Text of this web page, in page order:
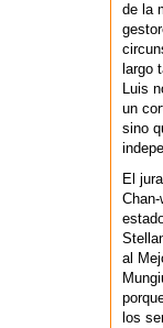
de la
largo
Luis
un
sino
El
al
los